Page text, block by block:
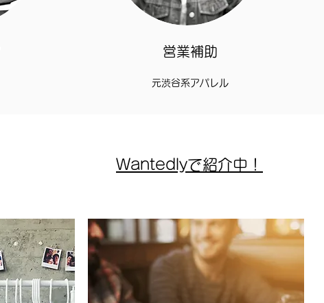
営業補助
​元渋谷系アパレル
Wantedlyで紹介中！